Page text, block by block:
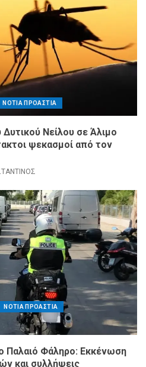
ΝΟΤΙΑ ΠΡΟΑΣΤΙΑ
Νείλου σε Άλιμο
ψεκασμοί από τον
ΝΟΤΙΑ ΠΡΟΑΣΤΙΑ
Παλαιό Φάληρο: Εκκένωση
και συλλήψεις